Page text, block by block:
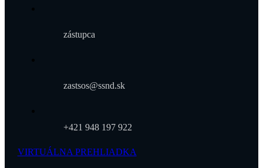
zástupca
zastsos@ssnd.sk
+421 948 197 922
VIRTUÁLNA PREHLIADKA